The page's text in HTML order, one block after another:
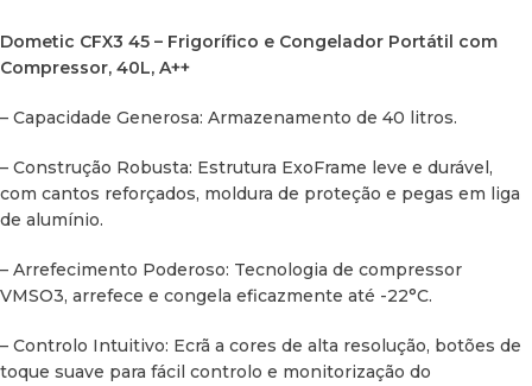
– Largura: 398 mm
Peso:18,7 kg
Volume:
– Bruto (EN62552): 46 litros
– Armazenamento total (EN62552): 40 litros
Eletricidade:
– Tensão de Entrada (AC): 100-240 V
Dometic CFX3 45 – Frigorífico e Congelador Portátil com
Compressor, 40L, A++
– Capacidade Generosa: Armazenamento de 40 litros.
– Construção Robusta: Estrutura ExoFrame leve e durável,
com cantos reforçados, moldura de proteção e pegas em liga
de alumínio.
– Arrefecimento Poderoso: Tecnologia de compressor
VMSO3, arrefece e congela eficazmente até -22°C.
– Controlo Intuitivo: Ecrã a cores de alta resolução, botões de
toque suave para fácil controlo e monitorização do